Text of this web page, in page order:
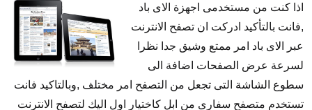
اذا كنت من مستخدمى اجهزة الاى باد
,فانت بالتأكيد ادركت ان تصفح الانترنت
عبر الاى باد امر ممتع وشيق جدا نظرا
لسرعة عرض الصفحات اضافة الى
سطوع الشاشة التى تجعل من التصفح امر مختلف ,وبالتاكيد فانت
تستخدم متصفح سفارى من ابل كاختيار اول اليك لتصفح الانترنت